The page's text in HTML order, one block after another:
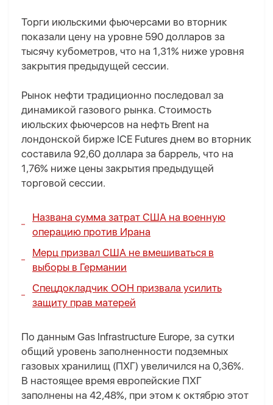
Торги июльскими фьючерсами во вторник
показали цену на уровне 590 долларов за
тысячу кубометров, что на 1,31% ниже уровня
закрытия предыдущей сессии.
Рынок нефти традиционно последовал за
динамикой газового рынка. Стоимость
июльских фьючерсов на нефть Brent на
лондонской бирже ICE Futures днем во вторник
составила 92,60 доллара за баррель, что на
1,76% ниже цены закрытия предыдущей
торговой сессии.
Названа сумма затрат США на военную
операцию против Ирана
Мерц призвал США не вмешиваться в
выборы в Германии
Спецдокладчик ООН призвала усилить
защиту прав матерей
По данным Gas Infrastructure Europe, за сутки
общий уровень заполненности подземных
газовых хранилищ (ПХГ) увеличился на 0,36%.
В настоящее время европейские ПХГ
заполнены на 42,48%, при этом к октябрю этот